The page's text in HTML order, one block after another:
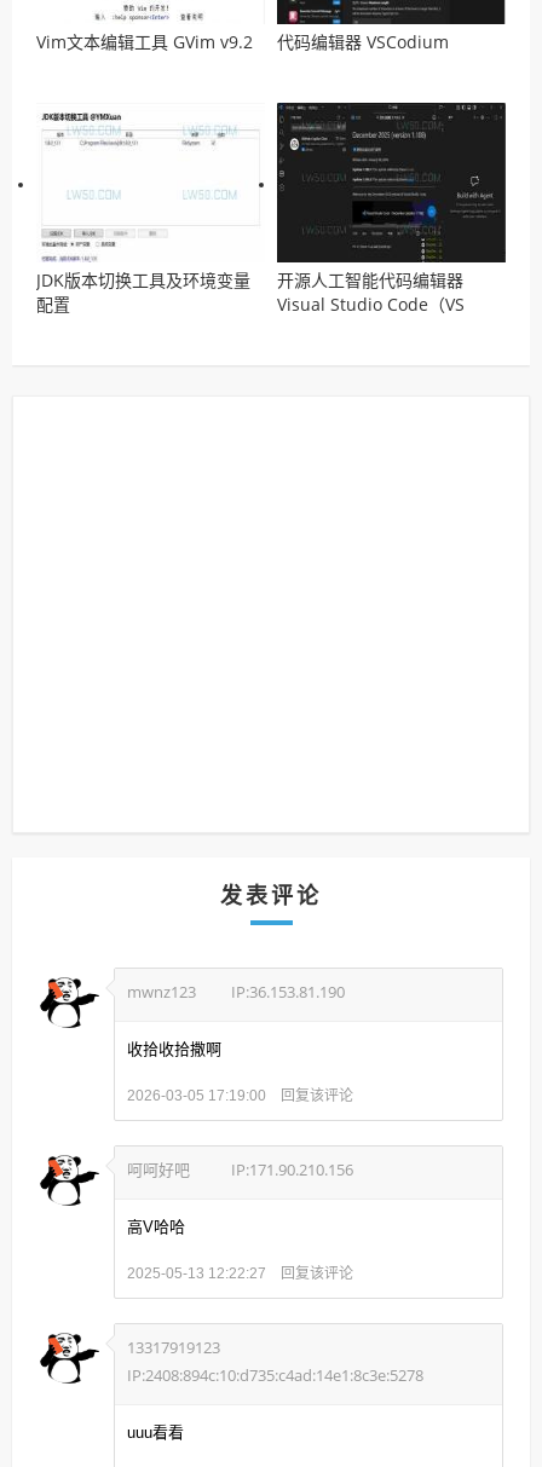
Vim文本编辑工具 GVim v9.2 代码编辑器 VSCodium
JDK版本切换工具及环境变量
配置
开源人工智能代码编辑器
Visual Studio Code（VS
发表评论
mwnz123 IP:36.153.81.190
收拾收拾撒啊
2026-03-05 17:19:00 回复该评论
呵呵好吧 IP:171.90.210.156
高V哈哈
2025-05-13 12:22:27 回复该评论
13317919123
IP:2408:894c:10:d735:c4ad:14e1:8c3e:5278
uuu看看